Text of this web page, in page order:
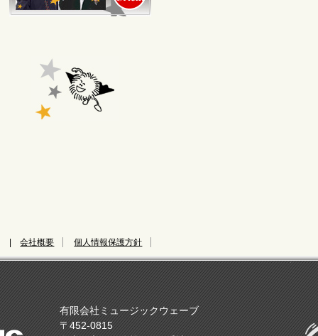
会社概要 個人情報保護方針
有限会社ミュージックウェーブ
〒452-0815